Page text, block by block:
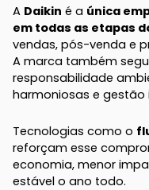
A Daikin é a única
em todas as etapas
vendas, pós-venda e
A marca também
responsabilidade
harmoniosas e gestão
Tecnologias como o
reforçam esse
economia, menor
estável o ano todo.